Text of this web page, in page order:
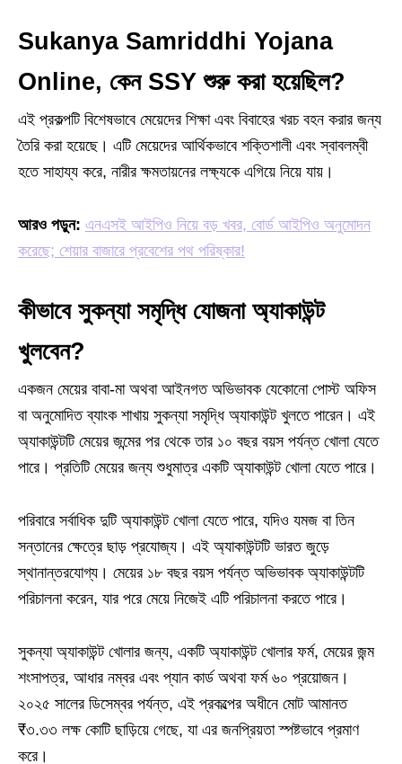
Sukanya Samriddhi Yojana
Online, কেন SSY শুরু করা হয়েছিল?
এই প্রকল্পটি বিশেষভাবে মেয়েদের শিক্ষা এবং বিবাহের খরচ বহন করার জন্য
তৈরি করা হয়েছে। এটি মেয়েদের আর্থিকভাবে শক্তিশালী এবং স্বাবলম্বী
হতে সাহায্য করে, নারীর ক্ষমতায়নের লক্ষ্যকে এগিয়ে নিয়ে যায়।
আরও পড়ুন: এনএসই আইপিও নিয়ে বড় খবর, বোর্ড আইপিও অনুমোদন
করেছে; শেয়ার বাজারে প্রবেশের পথ পরিষ্কার!
কীভাবে সুকন্যা সমৃদ্ধি যোজনা অ্যাকাউন্ট
খুলবেন?
একজন মেয়ের বাবা-মা অথবা আইনগত অভিভাবক যেকোনো পোস্ট অফিস
বা অনুমোদিত ব্যাংক শাখায় সুকন্যা সমৃদ্ধি অ্যাকাউন্ট খুলতে পারেন। এই
অ্যাকাউন্টটি মেয়ের জন্মের পর থেকে তার ১০ বছর বয়স পর্যন্ত খোলা যেতে
পারে। প্রতিটি মেয়ের জন্য শুধুমাত্র একটি অ্যাকাউন্ট খোলা যেতে পারে।
পরিবারে সর্বাধিক দুটি অ্যাকাউন্ট খোলা যেতে পারে, যদিও যমজ বা তিন
সন্তানের ক্ষেত্রে ছাড় প্রযোজ্য। এই অ্যাকাউন্টটি ভারত জুড়ে
স্থানান্তরযোগ্য। মেয়ের ১৮ বছর বয়স পর্যন্ত অভিভাবক অ্যাকাউন্টটি
পরিচালনা করেন, যার পরে মেয়ে নিজেই এটি পরিচালনা করতে পারে।
সুকন্যা অ্যাকাউন্ট খোলার জন্য, একটি অ্যাকাউন্ট খোলার ফর্ম, মেয়ের জন্ম
শংসাপত্র, আধার নম্বর এবং প্যান কার্ড অথবা ফর্ম ৬০ প্রয়োজন।
২০২৫ সালের ডিসেম্বর পর্যন্ত, এই প্রকল্পের অধীনে মোট আমানত
₹৩.৩৩ লক্ষ কোটি ছাড়িয়ে গেছে, যা এর জনপ্রিয়তা স্পষ্টভাবে প্রমাণ
করে।